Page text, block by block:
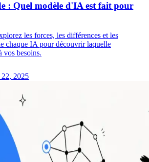
: Quel modèle d'IA est fait pour
les forces, les différences et les
chaque IA pour découvrir laquelle
vos besoins.
2025